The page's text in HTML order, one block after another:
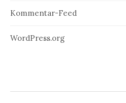
Kommentar-Feed
WordPress.org